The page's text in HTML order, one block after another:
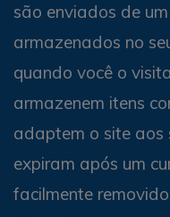
são enviados de
armazenados no
quando você o
armazenem itens
adaptem o site aos
expiram após um
facilmente